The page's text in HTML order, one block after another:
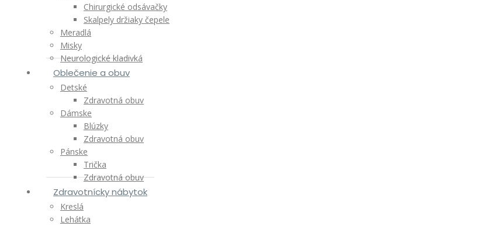
Chirurgické odsávačky
Skalpely držiaky čepele
Meradlá
Misky
Neurologické kladivká
Oblečenie a obuv
Detské
Zdravotná obuv
Dámske
Blúzky
Zdravotná obuv
Pánske
Trička
Zdravotná obuv
Zdravotnícky nábytok
Kreslá
Lehátka